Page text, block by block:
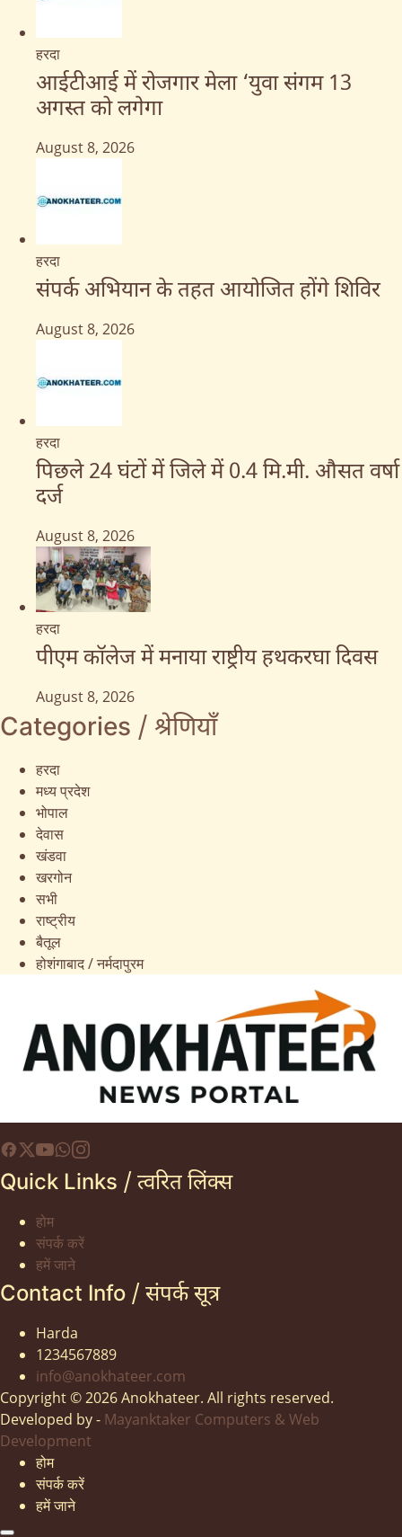
हरदा
आईटीआई में रोजगार मेला ‘युवा संगम 13
अगस्त को लगेगा
August 8, 2026
हरदा
संपर्क अभियान के तहत आयोजित होंगे शिविर
August 8, 2026
हरदा
पिछले 24 घंटों में जिले में 0.4 मि.मी. औसत वर्षा
दर्ज
August 8, 2026
हरदा
पीएम कॉलेज में मनाया राष्ट्रीय हथकरघा दिवस
August 8, 2026
Categories / श्रेणियाँ
हरदा
मध्य प्रदेश
भोपाल
देवास
खंडवा
खरगोन
सभी
राष्ट्रीय
बैतूल
होशंगाबाद / नर्मदापुरम
Quick Links / त्वरित लिंक्स
होम
संपर्क करें
हमें जाने
Contact Info / संपर्क सूत्र
Harda
1234567889
info@anokhateer.com
Copyright © 2026 Anokhateer. All rights reserved.
Developed by - Mayanktaker Computers & Web
Development
होम
संपर्क करें
हमें जाने